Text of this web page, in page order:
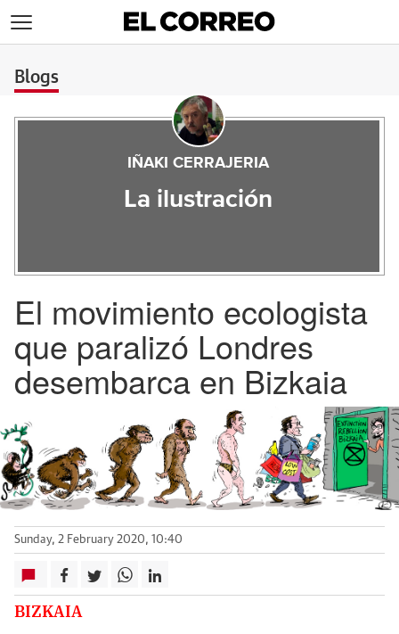
Blogs
IÑAKI CERRAJERIA
La ilustración
El movimiento ecologista
que paralizó Londres
desembarca en Bizkaia
Sunday, 2 February 2020, 10:40
BIZKAIA